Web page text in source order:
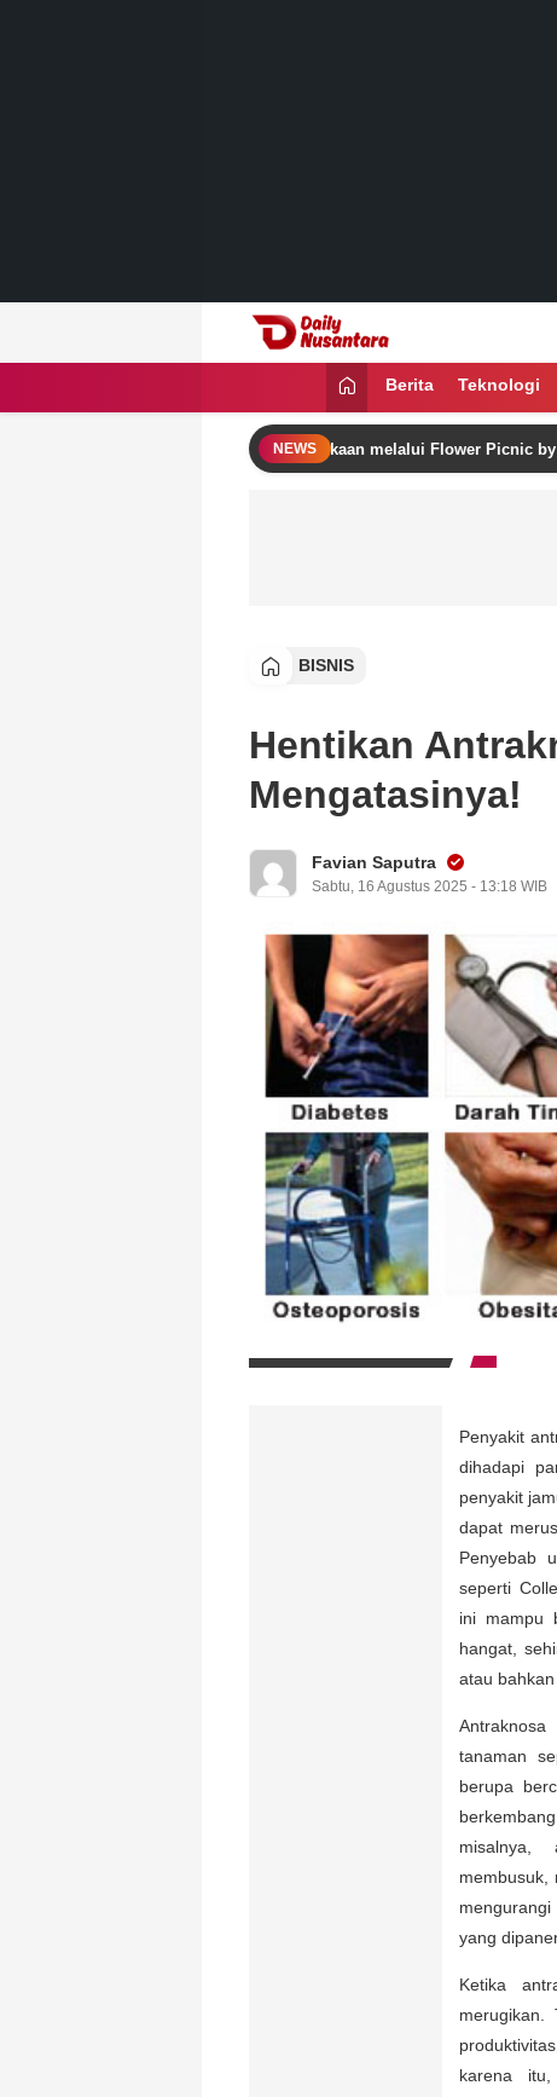
Daily Nusantara
Menyajikan Fakta, Menginspirasi Bangsa
Berita Teknologi
NEWS
Rayakan Semangat Kemerdekaan melalui Flower Picnic by The
BISNIS
Hentikan
Mengatasinya!
Favian Saputra
Sabtu, 16 Agustus 2025 - 13:18 WIB
Penyakit
dihadapi
penyakit
dapat
Penyebab
seperti
ini mampu
hangat,
atau bahkan
tanaman
berupa
misalnya,
membusuk,
yang
Ketika
merugikan.
karena